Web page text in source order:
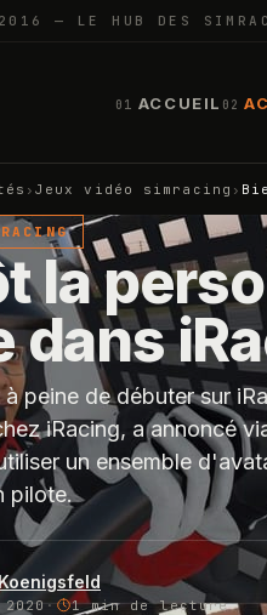
— LE HUB DES
01 ACCUEIL 02
› Jeux vidéo simracing ›
la
dans
peine de débuter sur
iRacing, a annoncé
un ensemble
pilote.
· 1 minde lecture